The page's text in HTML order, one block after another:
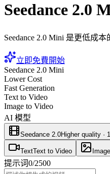
Seedance 2.0
Seedance 2.0 Mini 是更低成
立即免費開始
Seedance 2.0 Mini
Lower Cost
Fast Generation
Text to Video
Image to Video
AI 模型
Seedance 2.0Higher quality ·
TextText to Video Image
提示词0/2500